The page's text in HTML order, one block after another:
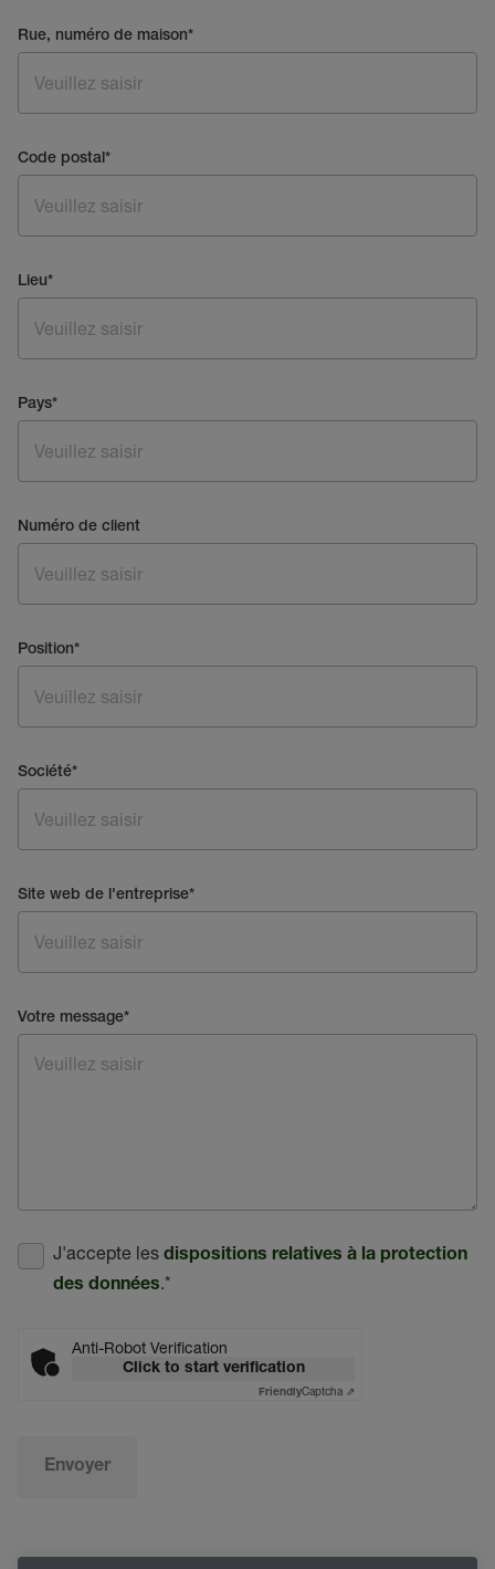
Rue, numéro de maison*
Code postal*
Lieu*
Pays*
Numéro de client
Position*
Société*
Site web de l'entreprise*
Votre message*
J'accepte les dispositions relatives à la protection
des données.*
Anti-Robot Verification
Click to start verification
FriendlyCaptcha ⇗
Envoyer